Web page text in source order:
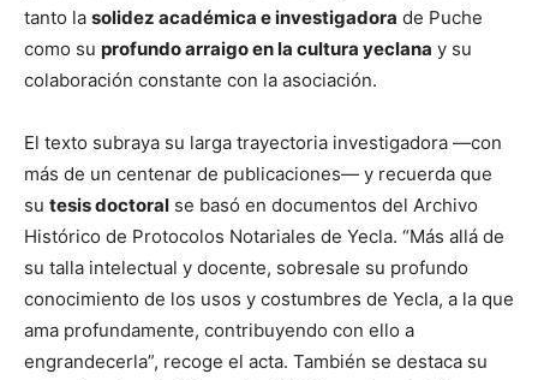
tanto la solidez académica e investigadora de Puche
como su profundo arraigo en la cultura yeclana y su
colaboración constante con la asociación.
El texto subraya su larga trayectoria investigadora —con
más de un centenar de publicaciones— y recuerda que
su tesis doctoral se basó en documentos del Archivo
Histórico de Protocolos Notariales de Yecla. “Más allá de
su talla intelectual y docente, sobresale su profundo
conocimiento de los usos y costumbres de Yecla, a la que
ama profundamente, contribuyendo con ello a
engrandecerla”, recoge el acta. También se destaca su